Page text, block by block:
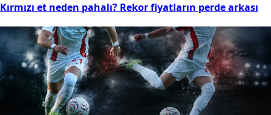
Kırmızı et neden pahalı? Rekor fiyatların perde arkası